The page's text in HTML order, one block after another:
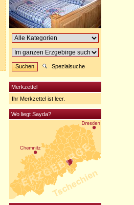
Spezialsuche
Merkzettel
Ihr Merkzettel ist leer.
Wo liegt Sayda?